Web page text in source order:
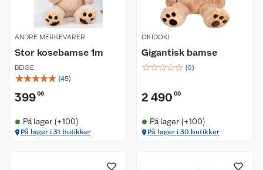
ANDRE MERKEVARER
Stor kosebamse 1m
BEIGE
☆☆☆☆☆ (45)
39900
På lager (+100)
På lager i 31 butikker
OKIDOKI
Gigantisk bamse
☆☆☆☆☆ (0)
2 490 00
På lager (+100)
På lager i 30 butikker